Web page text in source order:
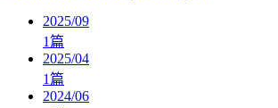
2025/09
1篇
2025/04
1篇
2024/06